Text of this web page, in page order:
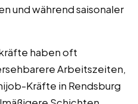
und während saisonaler
haben oft
Arbeitszeiten,
Kräfte in Rendsburg